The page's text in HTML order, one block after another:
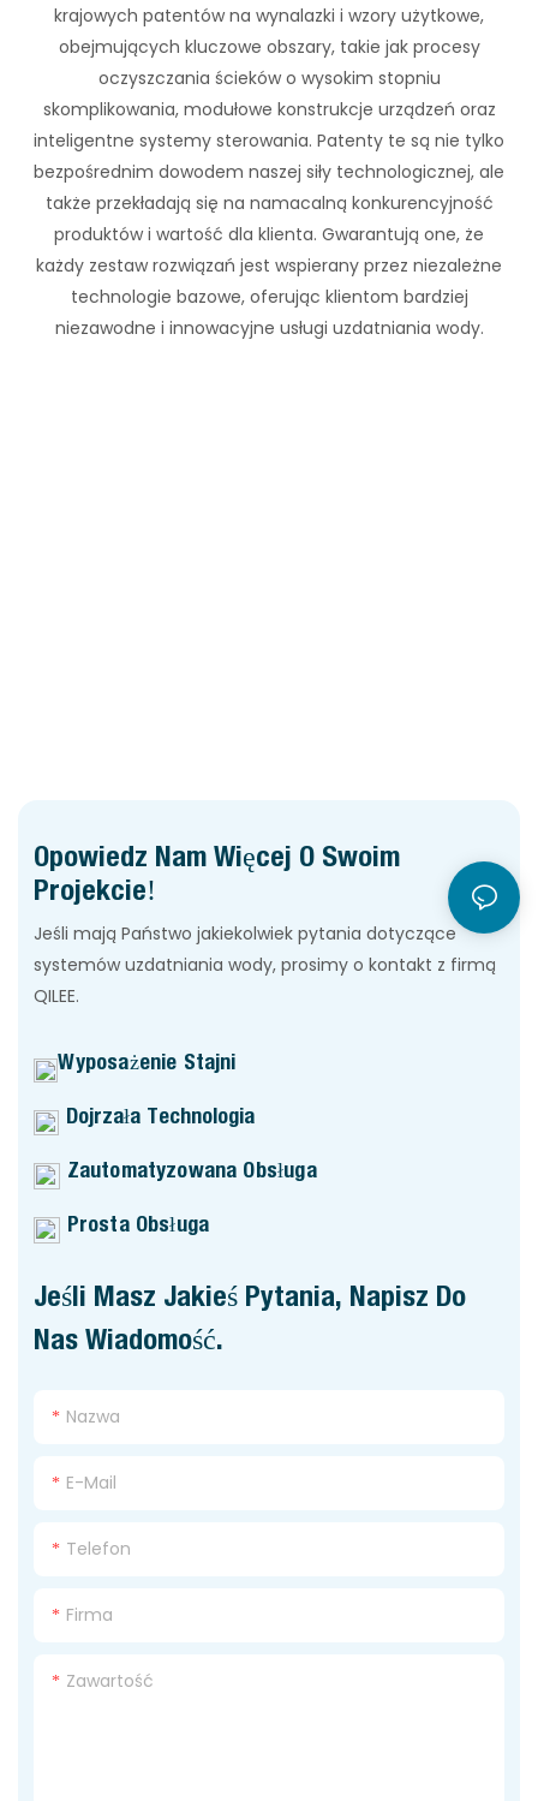
krajowych patentów na wynalazki i wzory użytkowe,
obejmujących kluczowe obszary, takie jak procesy
oczyszczania ścieków o wysokim stopniu
skomplikowania, modułowe konstrukcje urządzeń oraz
inteligentne systemy sterowania. Patenty te są nie tylko
bezpośrednim dowodem naszej siły technologicznej, ale
także przekładają się na namacalną konkurencyjność
produktów i wartość dla klienta. Gwarantują one, że
każdy zestaw rozwiązań jest wspierany przez niezależne
technologie bazowe, oferując klientom bardziej
niezawodne i innowacyjne usługi uzdatniania wody.
Opowiedz Nam Więcej O Swoim
Projekcie!
Jeśli mają Państwo jakiekolwiek pytania dotyczące
systemów uzdatniania wody, prosimy o kontakt z firmą
QILEE.
Wyposażenie Stajni
Dojrzała Technologia
Zautomatyzowana Obsługa
Prosta Obsługa
Jeśli Masz Jakieś Pytania, Napisz Do
Nas Wiadomość.
Nazwa
E-Mail
Telefon
Firma
Zawartość